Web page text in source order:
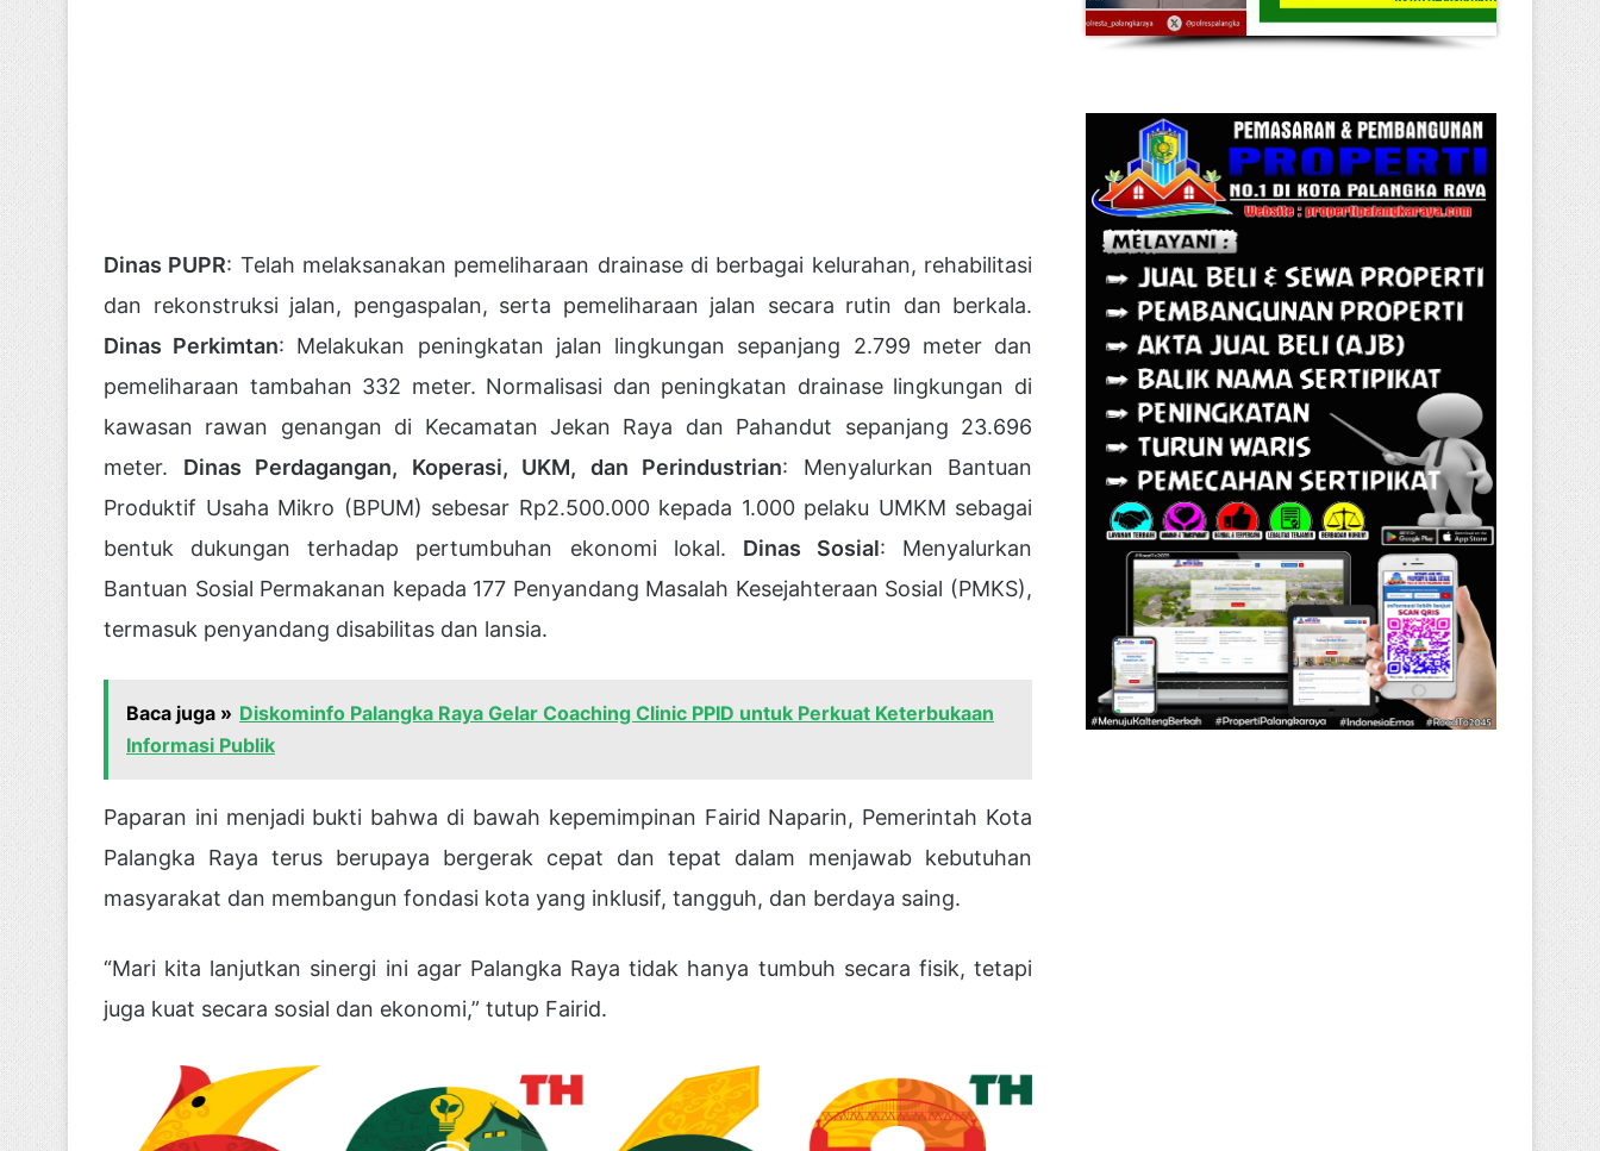
Dinas PUPR: Telah melaksanakan pemeliharaan drainase di berbagai kelurahan, rehabilitasi
dan rekonstruksi jalan, pengaspalan, serta pemeliharaan jalan secara rutin dan berkala.
Dinas Perkimtan: Melakukan peningkatan jalan lingkungan sepanjang 2.799 meter dan
pemeliharaan tambahan 332 meter. Normalisasi dan peningkatan drainase lingkungan di
kawasan rawan genangan di Kecamatan Jekan Raya dan Pahandut sepanjang 23.696
meter. Dinas Perdagangan, Koperasi, UKM, dan Perindustrian: Menyalurkan Bantuan
Produktif Usaha Mikro (BPUM) sebesar Rp2.500.000 kepada 1.000 pelaku UMKM sebagai
bentuk dukungan terhadap pertumbuhan ekonomi lokal. Dinas Sosial: Menyalurkan
Bantuan Sosial Permakanan kepada 177 Penyandang Masalah Kesejahteraan Sosial (PMKS),
termasuk penyandang disabilitas dan lansia.
Baca juga » Diskominfo Palangka Raya Gelar Coaching Clinic PPID untuk Perkuat Keterbukaan
Informasi Publik
Paparan ini menjadi bukti bahwa di bawah kepemimpinan Fairid Naparin, Pemerintah Kota
Palangka Raya terus berupaya bergerak cepat dan tepat dalam menjawab kebutuhan
masyarakat dan membangun fondasi kota yang inklusif, tangguh, dan berdaya saing.
“Mari kita lanjutkan sinergi ini agar Palangka Raya tidak hanya tumbuh secara fisik, tetapi
juga kuat secara sosial dan ekonomi,” tutup Fairid.